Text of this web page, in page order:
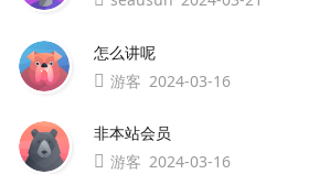
怎么讲呢
游客 2024-03-16
非本站会员
游客 2024-03-16